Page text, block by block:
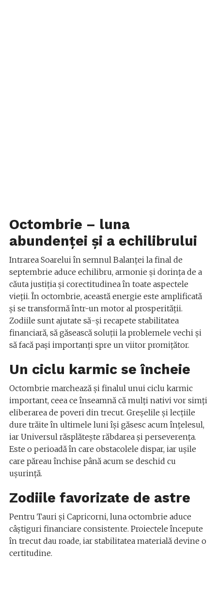
Octombrie – luna
abundenței și a echilibrului
Intrarea Soarelui în semnul Balanței la final de
septembrie aduce echilibru, armonie și dorința de a
căuta justiția și corectitudinea în toate aspectele
vieții. În octombrie, această energie este amplificată
și se transformă într-un motor al prosperității.
Zodiile sunt ajutate să-și recapete stabilitatea
financiară, să găsească soluții la problemele vechi și
să facă pași importanți spre un viitor promițător.
Un ciclu karmic se încheie
Octombrie marchează și finalul unui ciclu karmic
important, ceea ce înseamnă că mulți nativi vor simți
eliberarea de poveri din trecut. Greșelile și lecțiile
dure trăite în ultimele luni își găsesc acum înțelesul,
iar Universul răsplătește răbdarea și perseverența.
Este o perioadă în care obstacolele dispar, iar ușile
care păreau închise până acum se deschid cu
ușurință.
Zodiile favorizate de astre
Pentru Tauri și Capricorni, luna octombrie aduce
câștiguri financiare consistente. Proiectele începute
în trecut dau roade, iar stabilitatea materială devine o
certitudine.